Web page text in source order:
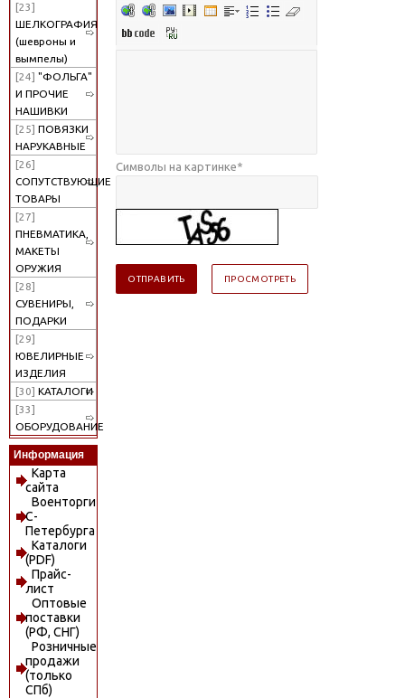
[23]
ШЕЛКОГРАФИЯ
(шевроны и
вымпелы)
[24] "ФОЛЬГА"
И ПРОЧИЕ
НАШИВКИ
[25] ПОВЯЗКИ
НАРУКАВНЫЕ
[26]
СОПУТСТВУЮЩИЕ
ТОВАРЫ
[27]
ПНЕВМАТИКА,
МАКЕТЫ
ОРУЖИЯ
[28]
СУВЕНИРЫ,
ПОДАРКИ
[29]
ЮВЕЛИРНЫЕ
ИЗДЕЛИЯ
[30] КАТАЛОГИ
[33]
ОБОРУДОВАНИЕ
Информация
Карта
сайта
Военторги
С-
Петербурга
Каталоги
(PDF)
Прайс-
лист
Оптовые
поставки
(РФ, СНГ)
Розничные
продажи
(только
СПб)
Символы на картинке*